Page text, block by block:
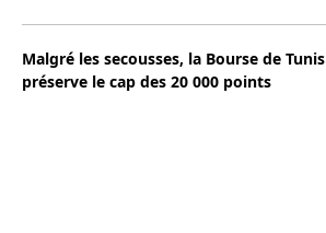
Malgré les secousses, la Bourse de Tunis
préserve le cap des 20 000 points